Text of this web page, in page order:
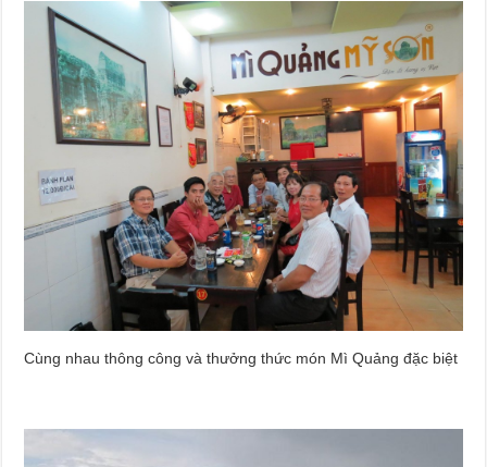
Cùng nhau thông công và thưởng thức món Mì Quảng đặc biệt